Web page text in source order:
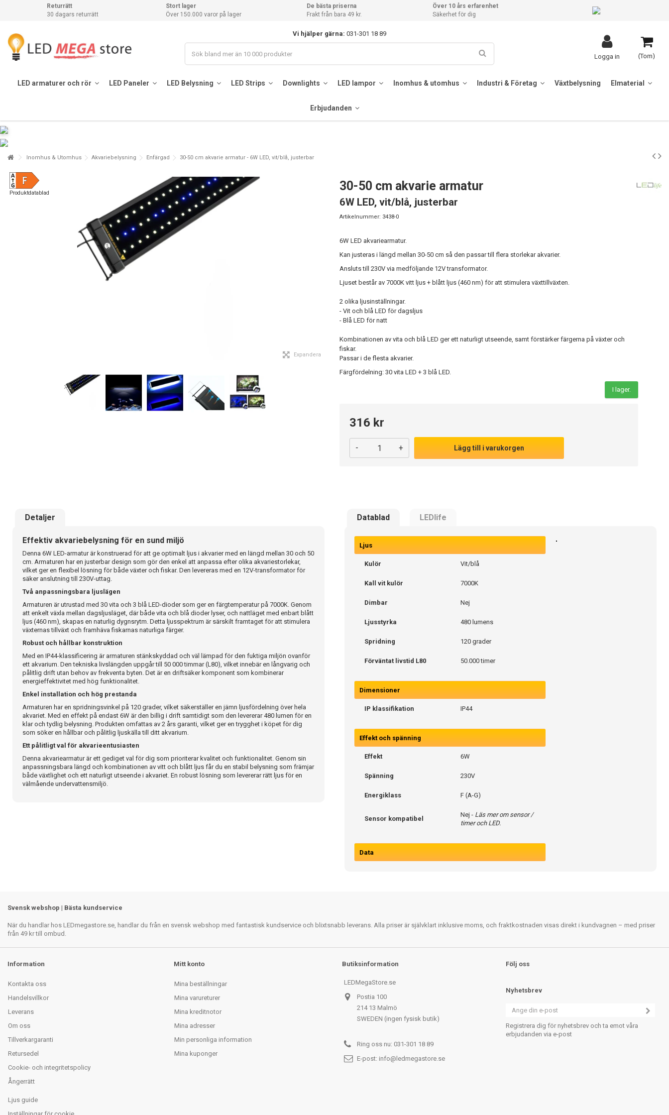
Returrätt
30 dagars returrätt
Stort lager
Över 150.000 varor på lager
De bästa priserna
Frakt från bara 49 kr.
Över 10 års erfarenhet
Säkerhet för dig
Vi hjälper gärna: 031-301 18 89
(Tom)
Logga in
LED armaturer och rör LED Paneler LED Belysning LED Strips Downlights LED lampor Inomhus & utomhus Industri & Företag Växtbelysning Elmaterial
Erbjudanden
Inomhus & Utomhus Akvariebelysning Enfärgad 30-50 cm akvarie armatur - 6W LED, vit/blå, justerbar
Produktdatablad
Expandera
30-50 cm akvarie armatur
6W LED, vit/blå, justerbar
Artikelnummer: 3438-0
6W LED akvariearmatur.
Kan justeras i längd mellan 30-50 cm så den passar till flera storlekar akvarier.
Ansluts till 230V via medföljande 12V transformator.
Ljuset består av 7000K vitt ljus + blått ljus (460 nm) för att stimulera växttillväxten.
2 olika ljusinställningar.
- Vit och blå LED för dagsljus
- Blå LED för natt
Kombinationen av vita och blå LED ger ett naturligt utseende, samt förstärker färgerna på växter och
fiskar.
Passar i de flesta akvarier.
Färgfördelning: 30 vita LED + 3 blå LED.
I lager.
316 kr
- + Lägg till i varukorgen
Detaljer Datablad LEDlife
Effektiv akvariebelysning för en sund miljö
Denna 6W LED-armatur är konstruerad för att ge optimalt ljus i akvarier med en längd mellan 30 och 50
cm. Armaturen har en justerbar design som gör den enkel att anpassa efter olika akvariestorlekar,
vilket ger en flexibel lösning för både växter och fiskar. Den levereras med en 12V-transformator för
säker anslutning till 230V-uttag.
Två anpassningsbara ljuslägen
Armaturen är utrustad med 30 vita och 3 blå LED-dioder som ger en färgtemperatur på 7000K. Genom
att enkelt växla mellan dagsljusläget, där både vita och blå dioder lyser, och nattläget med enbart blått
ljus (460 nm), skapas en naturlig dygnsrytm. Detta ljusspektrum är särskilt framtaget för att stimulera
växternas tillväxt och framhäva fiskarnas naturliga färger.
Robust och hållbar konstruktion
Med en IP44-klassificering är armaturen stänkskyddad och väl lämpad för den fuktiga miljön ovanför
ett akvarium. Den tekniska livslängden uppgår till 50 000 timmar (L80), vilket innebär en långvarig och
pålitlig drift utan behov av frekventa byten. Det är en driftsäker komponent som kombinerar
energieffektivitet med hög funktionalitet.
Enkel installation och hög prestanda
Armaturen har en spridningsvinkel på 120 grader, vilket säkerställer en jämn ljusfördelning över hela
akvariet. Med en effekt på endast 6W är den billig i drift samtidigt som den levererar 480 lumen för en
klar och tydlig belysning. Produkten omfattas av 2 års garanti, vilket ger en trygghet i köpet för dig
som söker en hållbar och pålitlig ljuskälla till ditt akvarium.
Ett pålitligt val för akvarieentusiasten
Denna akvariearmatur är ett gediget val för dig som prioriterar kvalitet och funktionalitet. Genom sin
anpassningsbara längd och kombinationen av vitt och blått ljus får du en stabil belysning som främjar
både växtlighet och ett naturligt utseende i akvariet. En robust lösning som levererar rätt ljus för en
välmående undervattensmiljö.
Ljus
Kulör Vit/blå
Kall vit kulör 7000K
Dimbar Nej
Ljusstyrka 480 lumens
Spridning 120 grader
Förväntat livstid L80 50.000 timer
Dimensioner
IP klassifikation IP44
Effekt och spänning
Effekt 6W
Spänning 230V
Energiklass F (A-G)
Sensor kompatibel
Nej - Läs mer om sensor /
timer och LED.
Data
Svensk webshop | Bästa kundservice
När du handlar hos LEDmegastore.se, handlar du från en svensk webshop med fantastisk kundservice och blixtsnabb leverans. Alla priser är självklart inklusive moms, och fraktkostnaden visas direkt i kundvagnen – med priser
från 49 kr till ombud.
Information
Kontakta oss
Handelsvillkor
Leverans
Om oss
Tillverkargaranti
Retursedel
Cookie- och integritetspolicy
Ångerrätt
Ljus guide
Mitt konto
Mina beställningar
Mina varureturer
Mina kreditnotor
Mina adresser
Min personliga information
Mina kuponger
Butiksinformation
LEDMegaStore.se
Postia 100
214 13 Malmö
SWEDEN (ingen fysisk butik)
Ring oss nu: 031-301 18 89
E-post: info@ledmegastore.se
Följ oss
Nyhetsbrev
Registrera dig för nyhetsbrev och ta emot våra
erbjudanden via e-post